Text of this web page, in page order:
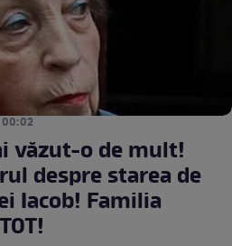
văzut-o de mult!
despre starea de
Iacob! Familia